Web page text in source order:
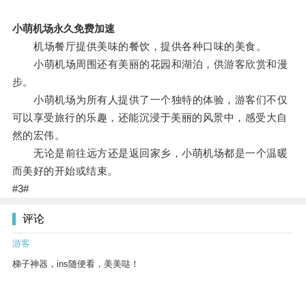
小萌机场永久免费加速
机场餐厅提供美味的餐饮，提供各种口味的美食。
小萌机场周围还有美丽的花园和湖泊，供游客欣赏和漫
步。
小萌机场为所有人提供了一个独特的体验，游客们不仅
可以享受旅行的乐趣，还能沉浸于美丽的风景中，感受大自
然的宏伟。
无论是前往远方还是返回家乡，小萌机场都是一个温暖
而美好的开始或结束。
#3#
评论
游客
梯子神器，ins随便看，美美哒！